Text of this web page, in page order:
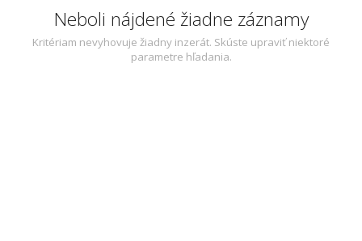
Neboli nájdené žiadne záznamy
Kritériam nevyhovuje žiadny inzerát. Skúste upraviť niektoré
parametre hľadania.